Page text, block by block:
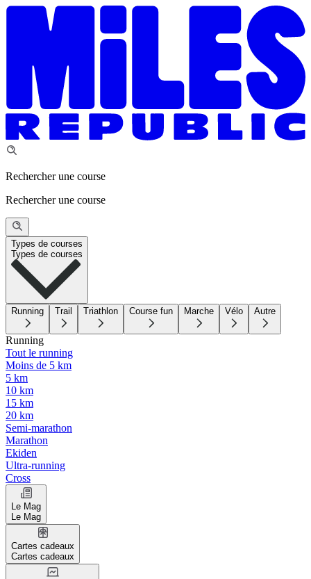
Rechercher une course
Rechercher une course
Types de courses
Types de courses
Running Trail Triathlon Course fun Marche Vélo Autre
Running
Tout le running
Moins de 5 km
5 km
10 km
15 km
20 km
Semi-marathon
Marathon
Ekiden
Ultra-running
Cross
Le Mag
Le Mag
Cartes cadeaux
Cartes cadeaux